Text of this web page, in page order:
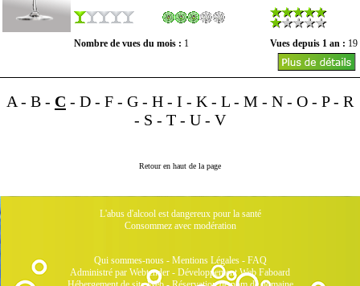
Nombre de vues du mois : 1 Vues depuis 1 an : 19
A - B - C - D - F - G - H - I - K - L - M - N - O - P- R
- S - T - U - V
Retour en haut de la page
L'abus d'alcool est dangereux pour la santé
Consommez avec modération
Qui sommes-nous- Mentions Légales- FAQ
Administré par Webtender - Développement Web Faboard